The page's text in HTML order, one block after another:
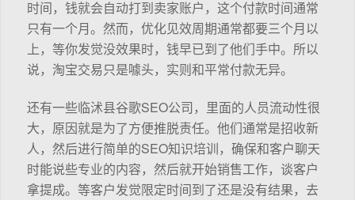
时间，钱就会自动打到卖家账户，这个付款时间通常
只有一个月。然而，优化见效周期通常都要三个月以
上，等你发觉没效果时，钱早已到了他们手中。所以
说，淘宝交易只是噱头，实则和平常付款无异。
还有一些临沭县谷歌SEO公司，里面的人员流动性很
大，原因就是为了方便推脱责任。他们通常是招收新
人，然后进行简单的SEO知识培训，确保和客户聊天
时能说些专业的内容，然后就开始销售工作，谈客户
拿提成。等客户发觉限定时间到了还是没有结果，去